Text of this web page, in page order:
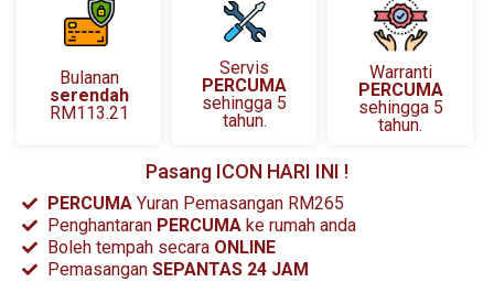
Bulanan
serendah
RM113.21
Servis
PERCUMA
sehingga 5
tahun.
Warranti
PERCUMA
sehingga 5
tahun.
Pasang ICON HARI INI !
PERCUMAYuran Pemasangan RM265
Penghantaran PERCUMAke rumah anda
Boleh tempah secara ONLINE
Pemasangan SEPANTAS 24 JAM